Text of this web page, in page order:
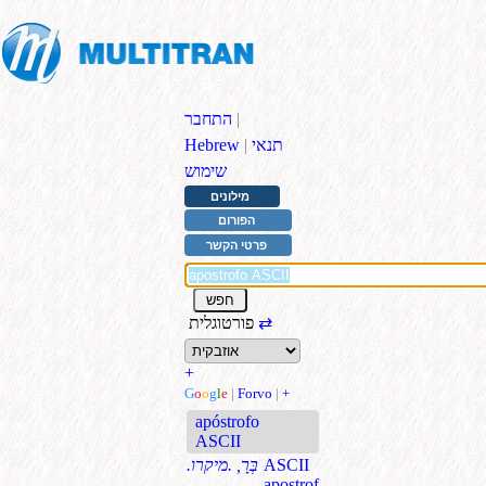
התחבר |
Hebrew | תנאי
שימוש
מילונים
הפורום
פרטי הקשר
⇄
+
Google | Forvo | +
apóstrofo
ASCII
.בְּרָ, .מיקרו ASCII